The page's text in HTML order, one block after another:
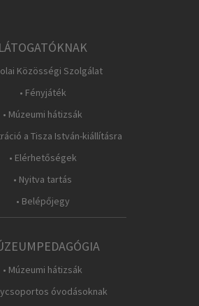
LÁTOGATÓKNAK
Közösségi Szolgálat
• Fényjáték
• Múzeumi hátizsák
a Tisza István-kiállításra
• Elérhetőségek
• Nyitva tartás
• Belépőjegy
• Múzeumi hátizsák
óvodásoknak